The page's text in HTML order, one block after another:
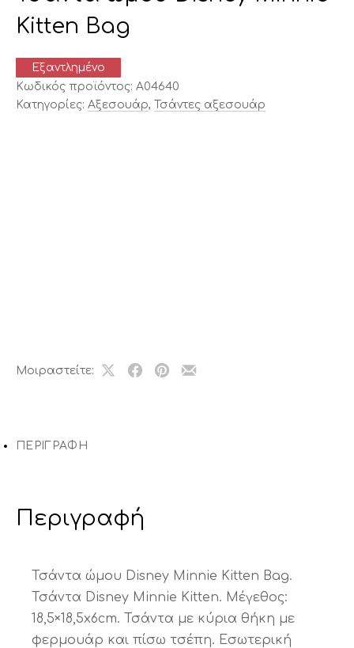
Kitten Bag
Εξαντλημένο
Κωδικός προϊόντος: A04640
Κατηγορίες: Αξεσουάρ, Τσάντες αξεσουάρ
Μοιραστείτε:
ShareΜοιραστείτε
Μοιραστείτε
Μοιραστείτε
ΠΕΡΙΓΡΑΦΉ
Περιγραφή
Τσάντα ώμου Disney Minnie Kitten Bag.
Τσάντα Disney Minnie Kitten. Μέγεθος:
18,5×18,5x6cm. Τσάντα με κύρια θήκη με
φερμουάρ και πίσω τσέπη. Εσωτερική